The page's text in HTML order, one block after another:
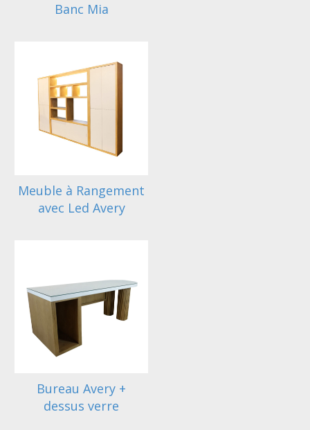
Banc Mia
Meuble à Rangement
avec Led Avery
Bureau Avery +
dessus verre